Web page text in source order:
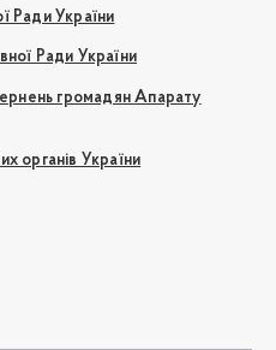
Ради України
Ради України
громадян Апарату
органів України